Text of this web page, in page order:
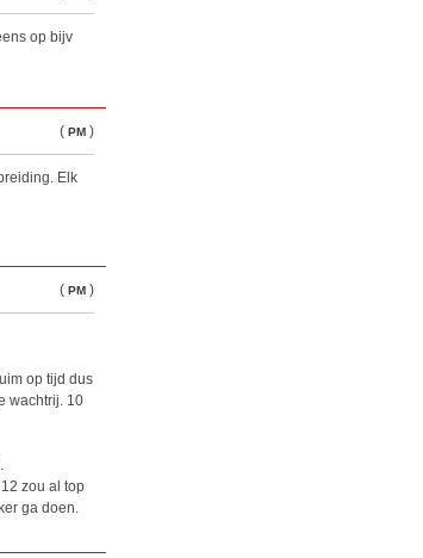
op bijv
( PM )
Elk
( PM )
op tijd dus
wachtrij. 10
zou al top
ga doen.